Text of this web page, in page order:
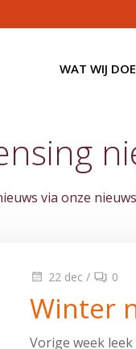
WAT WIJ
via onze
22 dec / 0
Winter
Vorige week